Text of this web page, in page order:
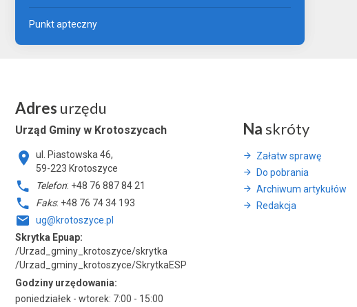
Punkt apteczny
Adres urzędu
Urząd Gminy w Krotoszycach
ul. Piastowska 46,
59-223 Krotoszyce
Telefon: +48 76 887 84 21
Faks: +48 76 74 34 193
ug@krotoszyce.pl
Skrytka Epuap:
/Urzad_gminy_krotoszyce/skrytka
/Urzad_gminy_krotoszyce/SkrytkaESP
Godziny urzędowania:
poniedziałek - wtorek: 7:00 - 15:00
Na skróty
Załatw sprawę
Do pobrania
Archiwum artykułów
Redakcja